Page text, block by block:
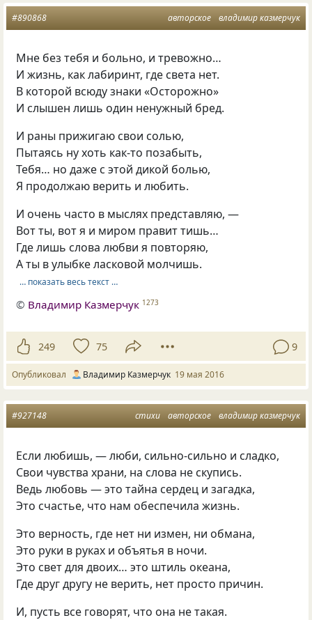
авторское владимир казмерчук
#890868
Мне без тебя и больно, и тревожно…
И жизнь, как лабиринт, где света нет.
В которой всюду знаки «Осторожно»
И слышен лишь один ненужный бред.
И раны прижигаю свои солью,
Пытаясь ну хоть как-то позабыть,
Тебя… но даже с этой дикой болью,
Я продолжаю верить и любить.
И очень часто в мыслях представляю, —
Вот ты, вот я и миром правит тишь…
Где лишь слова любви я повторяю,
А ты в улыбке ласковой молчишь.
… показать весь текст …
© Владимир Казмерчук 1273
249 75 9
Опубликовал Владимир Казмерчук 19 мая 2016
стихи авторское владимир казмерчук
#927148
Если любишь, — люби, сильно-сильно и сладко,
Свои чувства храни, на слова не скупись.
Ведь любовь — это тайна сердец и загадка,
Это счастье, что нам обеспечила жизнь.
Это верность, где нет ни измен, ни обмана,
Это руки в руках и объятья в ночи.
Это свет для двоих… это штиль океана,
Где друг другу не верить, нет просто причин.
И, пусть все говорят, что она не такая.